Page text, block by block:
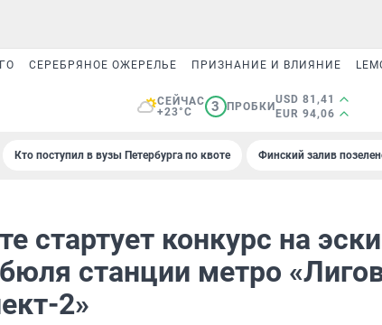
СЕРЕБРЯНОЕ ОЖЕРЕЛЬЕ ПРИЗНАНИЕ И ВЛИЯНИЕ
СЕЙЧАС
+23°C
3 ПРОБКИ
USD 81,41
EUR 94,06
Кто поступил в вузы Петербурга по квоте Финский залив
стартует конкурс на
станции метро
2»